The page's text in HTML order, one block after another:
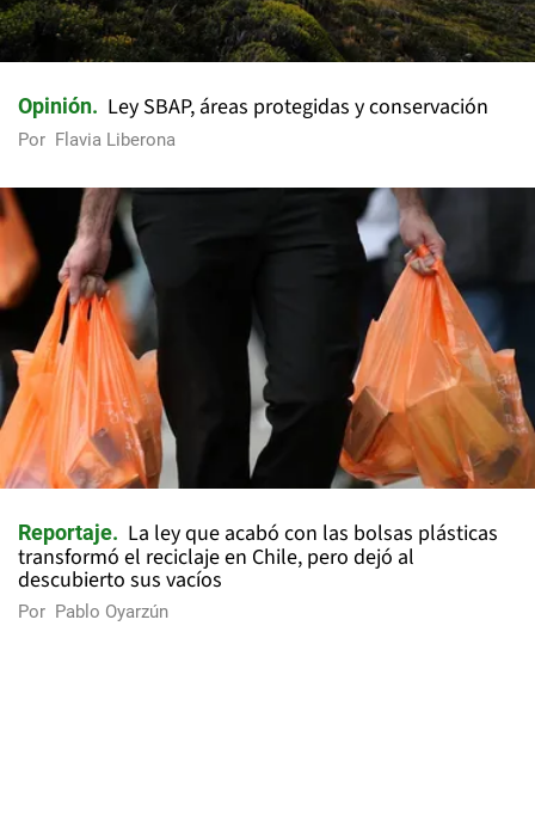
Opinión Ley SBAP, áreas protegidas y conservación
Por Flavia Liberona
Reportaje
La ley que acabó con las bolsas plásticas
transformó el reciclaje en Chile, pero dejó al
descubierto sus vacíos
Por Pablo Oyarzún